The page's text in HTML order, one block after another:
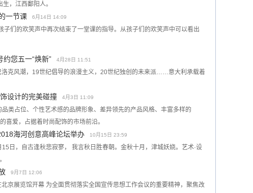
，江西鄱阳人。
一节课 6月14日 14:09
子们的欢笑声中再次结束了一堂课的指导。从孩子们的欢笑声中可以看出
您五一“焕新” 4月28日 11:51
洛克风潮，19世纪倡导的浪漫主义，20世纪独创的未来派……意大利承载着
设计的完美碰撞 4月3日 11:09
类占位、个性艺术感的品牌形象、差异领先的产品风格、丰富多样的
喜爱，占据着时尚配饰的市场前沿。
海河创意高峰论坛举办 10月15日 23:59
日，自古逢秋悲寂寥， 我言秋日胜春朝。金秋十月，津城妖娆。艺术·设
9月7日 12:06
京展览馆开幕 为全面贯彻落实全国宣传思想工作会议的重要精神，聚焦改